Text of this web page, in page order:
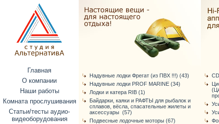
Главная
О компании
Наши работы
Комната прослушивания
Статьи/тесты аудио-
видеоборудования
Надувные лодки Фрегат (из ПВХ !!!) (43)
Надувные лодки PROF MARINE (34)
Лодки и катера RIB (1)
Байдарки, каяки и РАФТЫ для рыбалок и
сплавов, вёсла, спасательные жилеты и
аксессуары (57)
Подвесные лодочные моторы (67)